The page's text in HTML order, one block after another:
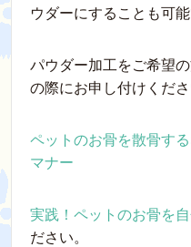
ウダーにすることも可能
パウダー加工をご希望
の際にお申し付けくださ
ペットのお骨を散骨す
マナー
実践！ペットのお骨を
ださい。